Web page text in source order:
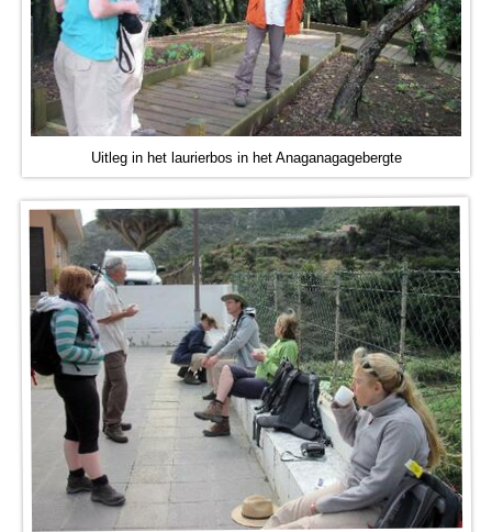
Uitleg in het laurierbos in het Anaganagagebergte